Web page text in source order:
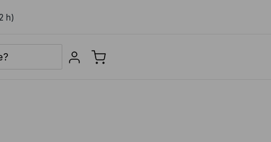
h)
Sign in